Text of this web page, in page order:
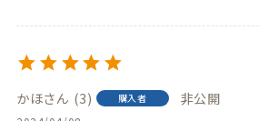
かほ 3 購入者 非公開